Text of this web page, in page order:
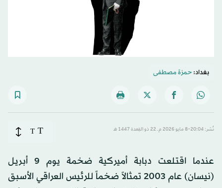
بغداد:حمزة مصطفى
نُشر: 20:04-8 مايو 2026 م ـ 22 ذو القِعدة 1447 هـ T
T
عندما اقتلعت دبابة أميركية ضخمة يوم 9 أبريل
(نيسان) عام 2003 تمثالاً ضخماً للرئيس العراقي الأسبق